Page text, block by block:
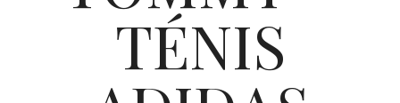
TÉNIS